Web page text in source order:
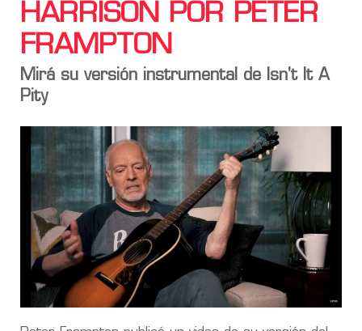
HARRISON POR PETER
FRAMPTON
Mirá su versión instrumental de Isn't It A
Pity